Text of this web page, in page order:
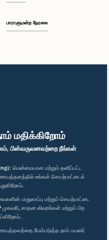
மதிக்கிறோம்
பின்வருவனவற்றை நீங்கள்
மென்மையான மற்றும் தனிப்பட்ட
உங்கள் செயற்பாட்டைக்
பாதுகாப்பு மற்றும் செயற்பாட்டை
முகவரி, சாதன விவரங்கள் மற்றும் பிற
மேம்படுத்த நாம் பயனர்
பாராளுமன்ற நேரலை